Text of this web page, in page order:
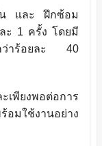
น และ ฝึกซ้อม
ะ 1 ครั้ง โดยมี
กว่าร้อยละ 40
เพียงพอต่อการ
มใช้งานอย่าง